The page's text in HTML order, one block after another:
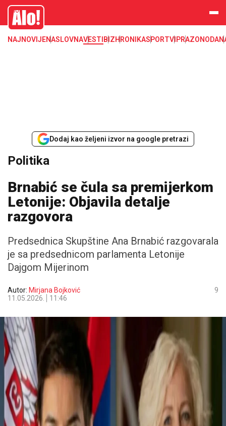
Alo
NAJNOVIJENASLOVNAVESTI BIZHRONIKASPORTVIPRAZONODA
Dodaj kao željeni izvor na google pretrazi
Politika
Brnabić se čula sa premijerkom
Letonije: Objavila detalje
razgovora
Predsednica Skupštine Ana Brnabić razgovarala
je sa predsednicom parlamenta Letonije
Dajgom Mijerinom
Autor: Mirjana Bojković
11.05.2026.
11:46
9